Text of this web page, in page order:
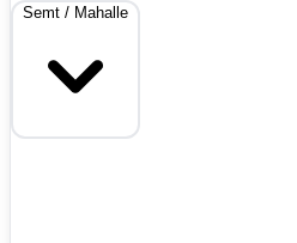
Semt / Mahalle